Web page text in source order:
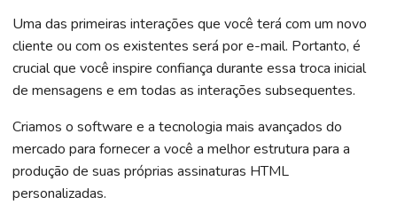
Uma das primeiras interações que você terá com um novo
cliente ou com os existentes será por e-mail. Portanto, é
crucial que você inspire confiança durante essa troca inicial
de mensagens e em todas as interações subsequentes.
Criamos o software e a tecnologia mais avançados do
mercado para fornecer a você a melhor estrutura para a
produção de suas próprias assinaturas HTML
personalizadas.